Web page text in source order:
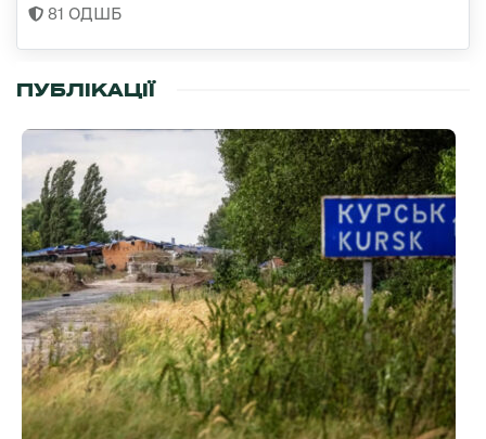
81 ОДШБ
ПУБЛІКАЦІЇ